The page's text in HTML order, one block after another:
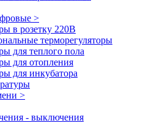
>
в розетку 220В
терморегуляторы
для теплого пола
для отопления
для инкубатора
>
- выключения